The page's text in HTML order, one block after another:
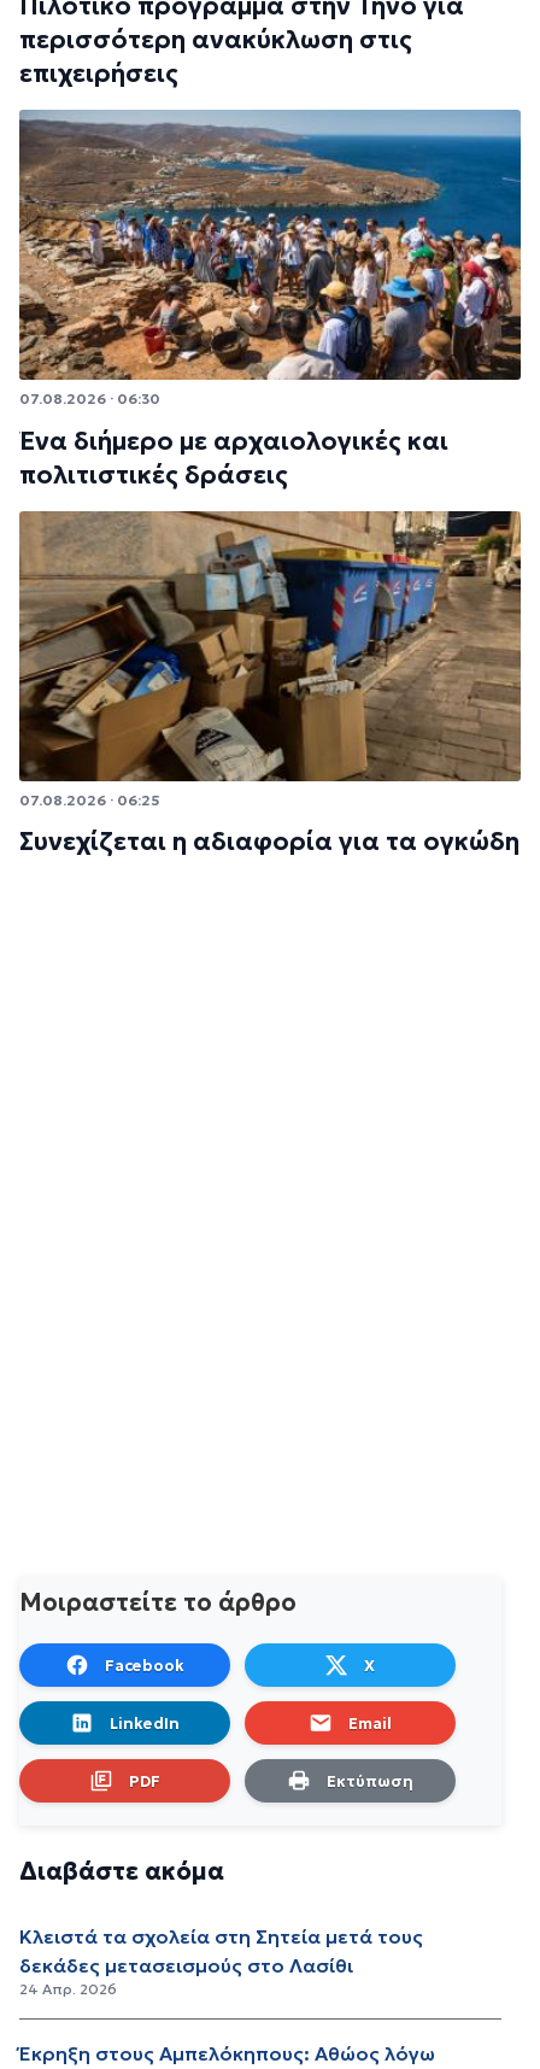
Πιλοτικό πρόγραμμα στην Τήνο για
περισσότερη ανακύκλωση στις
επιχειρήσεις
07.08.2026 · 06:30
Ένα διήμερο με αρχαιολογικές και
πολιτιστικές δράσεις
07.08.2026 · 06:25
Συνεχίζεται η αδιαφορία για τα ογκώδη
Μοιραστείτε το άρθρο
Facebook X
LinkedIn Email
PDF Εκτύπωση
Διαβάστε ακόμα
Κλειστά τα σχολεία στη Σητεία μετά τους
δεκάδες μετασεισμούς στο Λασίθι
24 Απρ. 2026
Έκρηξη στους Αμπελόκηπους: Αθώος λόγω